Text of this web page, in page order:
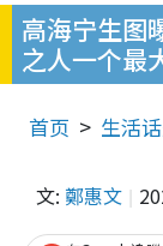
高海宁生图
之人一个最
首页 生活
文: 鄭惠文